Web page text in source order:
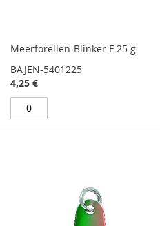
Meerforellen-Blinker F 25 g
BAJEN-5401225
4,25 €